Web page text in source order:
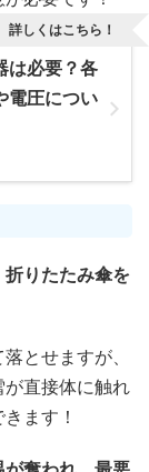
は必要？各
電圧につい
詳しくはこちら！
折りたたみ傘を
とせますが、
が直接体に触れ
ます！